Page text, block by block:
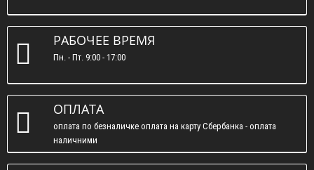
РАБОЧЕЕ ВРЕМЯ
Пн. - Пт. 9:00 - 17:00
ОПЛАТА
оплата по безналичке оплата на карту Сбербанка - оплата
наличними